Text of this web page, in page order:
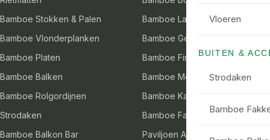
Vloeren
BUITEN &
Strodaken
Bamboe
Bamboe Stokken & Palen
Bamboe Latten
Bamboe Vlonderplanken
Bamboe Gevelbekleding
Bamboe Platen
Bamboe Fineer
Bamboe Balken
Bamboe Meubels
Bamboe Rolgordijnen
Bamboe Kamerschermen
Strodaken
Bamboe Fakkels
Bamboe Balkon Bar
Paviljoen Aankleding &